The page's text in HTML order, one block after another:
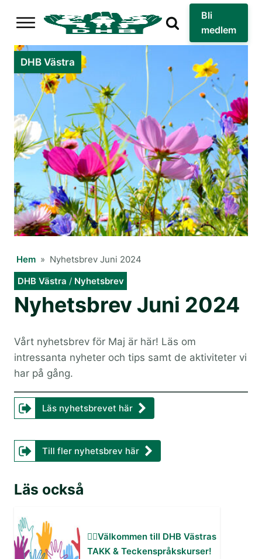
Bli
medlem
DHB Västra
Hem » Nyhetsbrev Juni 2024
DHB Västra / Nyhetsbrev
Nyhetsbrev Juni 2024
Vårt nyhetsbrev för Maj är här! Läs om
intressanta nyheter och tips samt de aktiviteter vi
har på gång.
Läs nyhetsbrevet här
Till fler nyhetsbrev här
Läs också
✋🏻Välkommen till DHB Västras
TAKK & Teckenspråkskurser!